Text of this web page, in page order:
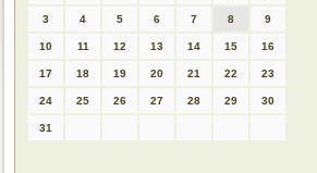
3 4 5 6 7 8 9
10 11 12 13 14 15 16
17 18 19 20 21 22 23
24 25 26 27 28 29 30
31